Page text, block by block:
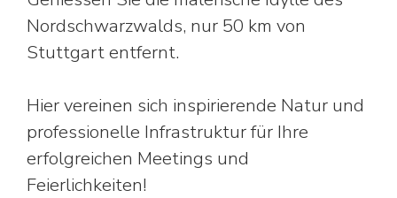
Nordschwarzwalds, nur 50 km von
Stuttgart entfernt.
Hier vereinen sich inspirierende Natur und
professionelle Infrastruktur für Ihre
erfolgreichen Meetings und
Feierlichkeiten!